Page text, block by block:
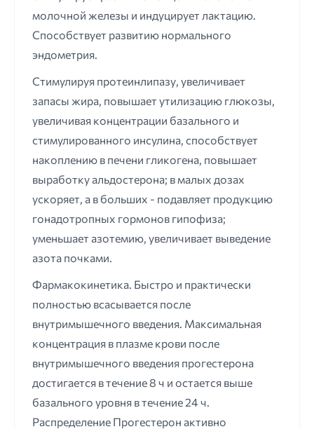
молочной железы и индуцирует лактацию.
Способствует развитию нормального
эндометрия.
Стимулируя протеинлипазу, увеличивает
запасы жира, повышает утилизацию глюкозы,
увеличивая концентрации базального и
стимулированного инсулина, способствует
накоплению в печени гликогена, повышает
выработку альдостерона; в малых дозах
ускоряет, а в больших - подавляет продукцию
гонадотропных гормонов гипофиза;
уменьшает азотемию, увеличивает выведение
азота почками.
Фармакокинетика. Быстро и практически
полностью всасывается после
внутримышечного введения. Максимальная
концентрация в плазме крови после
внутримышечного введения прогестерона
достигается в течение 8 ч и остается выше
базального уровня в течение 24 ч.
Распределение Прогестерон активно